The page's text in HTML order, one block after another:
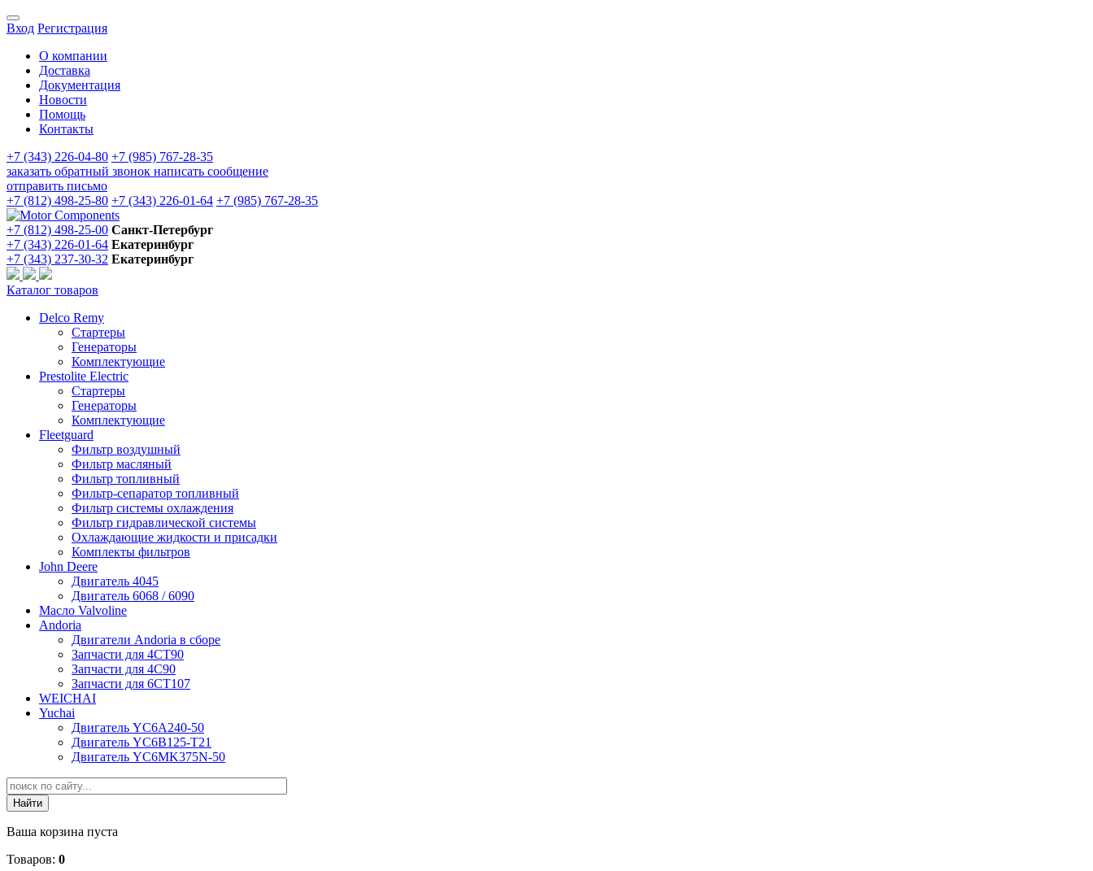
Вход Регистрация
О компании
Доставка
Документация
Новости
Помощь
Контакты
+7 (343) 226-04-80 +7 (985) 767-28-35
заказать обратный звонок написать сообщение
отправить письмо
+7 (812) 498-25-80 +7 (343) 226-01-64 +7 (985) 767-28-35
+7 (812) 498-25-00 Санкт-Петербург
+7 (343) 226-01-64 Екатеринбург
+7 (343) 237-30-32 Екатеринбург
Каталог товаров
Delco Remy
Стартеры
Генераторы
Комплектующие
Prestolite Electric
Стартеры
Генераторы
Комплектующие
Fleetguard
Фильтр воздушный
Фильтр масляный
Фильтр топливный
Фильтр-сепаратор топливный
Фильтр системы охлаждения
Фильтр гидравлической системы
Охлаждающие жидкости и присадки
Комплекты фильтров
John Deere
Двигатель 4045
Двигатель 6068 / 6090
Масло Valvoline
Andoria
Двигатели Andoria в сборе
Запчасти для 4CT90
Запчасти для 4С90
Запчасти для 6CT107
WEICHAI
Yuchai
Двигатель YC6A240-50
Двигатель YC6B125-T21
Двигатель YC6MK375N-50
Ваша корзина пуста
Товаров: 0